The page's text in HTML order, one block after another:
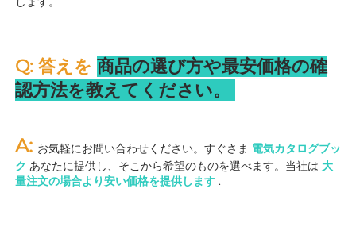
Q: 答えを 商品の選び方や最安価格の確
認方法を教えてください。
A: お気軽にお問い合わせください。すぐさま 電気カタログブッ
ク あなたに提供し、そこから希望のものを選べます。当社は 大
量注文の場合より安い価格を提供します .